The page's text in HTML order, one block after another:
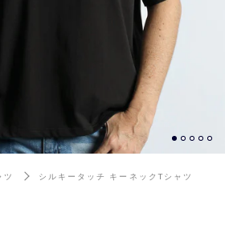
ツ シルキータッチ キーネックTシャツ